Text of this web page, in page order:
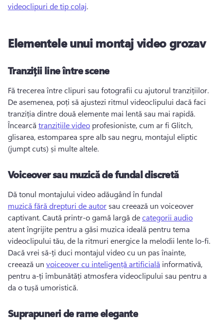
videoclipuri de tip colaj.
Elementele unui montaj video grozav
Tranziții line între scene
De asemenea, poți să ajustezi ritmul videoclipului dacă faci
Încearcă tranzițiile video profesioniste, cum ar fi Glitch,
glisarea, estomparea spre alb sau negru, montajul eliptic
(jumpt cuts) și multe altele.
Voiceover sau muzică de fundal discretă
Dă tonul montajului video adăugând în fundal
muzică fără drepturi de autor sau creează un voiceover
captivant. Caută printr-o gamă largă de categorii audio
atent îngrijite pentru a găsi muzica ideală pentru tema
Dacă vrei să-ți duci montajul video cu un pas înainte,
creează un voiceover cu inteligență artificială informativă,
pentru a-ți îmbunătăți atmosfera videoclipului sau pentru a
da o tușă umoristică.
Suprapuneri de rame elegante